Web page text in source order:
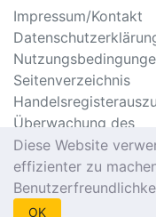
Impressum/Kontakt
Seitenverzeichnis
Überwachung des
Handelsregister
Meldebescheinigung
Online
Einwohnermeldeamt
Diese Website
effizienter zu
OK